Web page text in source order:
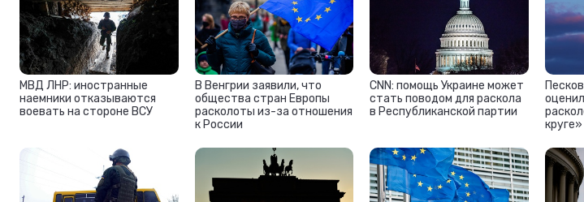
МВД ЛНР: иностранные
наемники отказываются
воевать на стороне ВСУ
В Венгрии заявили, что
общества стран Европы
расколоты из-за отношения
к России
CNN: помощь Украине может
стать поводом для раскола
в Республиканской партии